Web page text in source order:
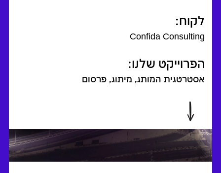
לקוח:
Confida Consulting
הפרוייקט שלנו:
אסטרטגית המותג, מיתוג, פרסום